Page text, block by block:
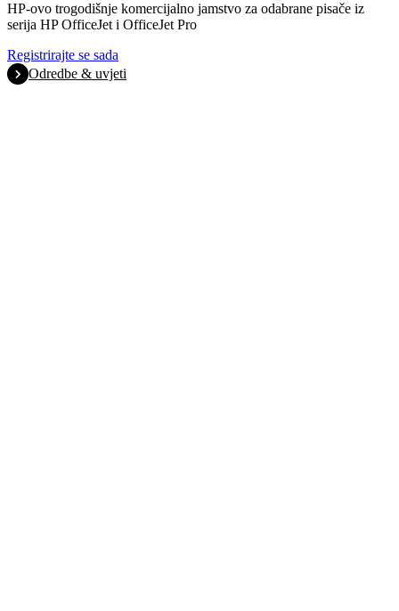
HP-ovo trogodišnje komercijalno jamstvo za odabrane pisače iz
serija HP OfficeJet i OfficeJet Pro
Registrirajte se sada
Odredbe & uvjeti